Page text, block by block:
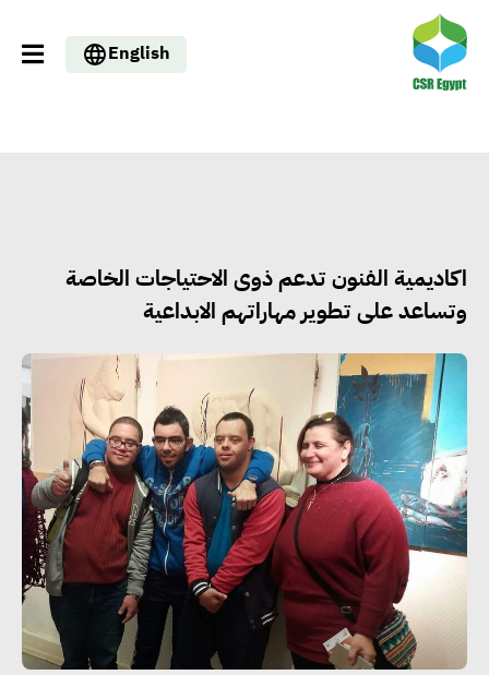
English
اكاديمية الفنون تدعم ذوى الاحتياجات الخاصة
وتساعد على تطوير مهاراتهم الابداعية
خليك